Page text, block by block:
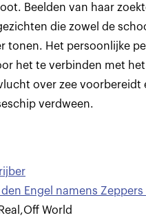
Beelden van haar
die zowel de
tonen. Het persoonlijke
het te verbinden met
over zee voorbereidt
verdween.
Engel namens Zeppers
,Off World